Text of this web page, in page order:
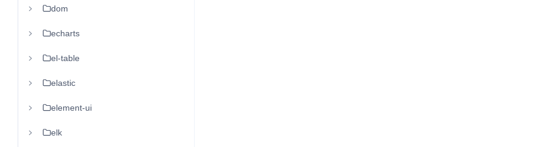
dom
echarts
el-table
elastic
element-ui
elk